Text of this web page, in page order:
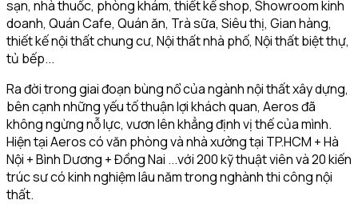
sạn, nhà thuốc, phòng khám, thiết kế shop, Showroom kinh
doanh, Quán Cafe, Quán ăn, Trà sữa, Siêu thị, Gian hàng,
thiết kế nội thất chung cư, Nội thất nhà phố, Nội thất biệt thự,
tủ bếp...
Ra đời trong giai đoạn bùng nổ của ngành nội thất xây dựng,
bên cạnh những yếu tố thuận lợi khách quan, Aeros đã
không ngừng nỗ lực, vươn lên khẳng định vị thế của mình.
Hiện tại Aeros có văn phòng và nhà xưởng tại TP.HCM + Hà
Nội + Bình Dương + Đồng Nai ...với 200 kỹ thuật viên và 20 kiến
trúc sư có kinh nghiệm lâu năm trong nghành thi công nội
thất.